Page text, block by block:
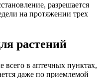
разрешается
на протяжении трех
растений
всего в аптечных пунктах,
даже по приемлемой